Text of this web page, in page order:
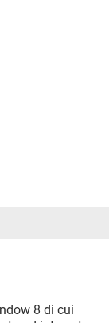
8 di cui